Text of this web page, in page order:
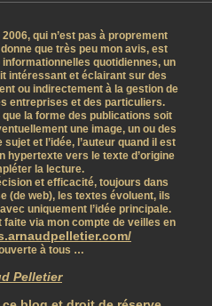
qui n’est pas à proprement
que très peu mon avis, est
quotidiennes, un
intéressant et éclairant sur des
ou indirectement à la gestion de
entreprises et des particuliers.
que la forme des publications soit
une image, un ou des
et l’idée, l’auteur quand il est
hypertexte vers le texte d’origine
la lecture.
et efficacité, toujours dans
(de web), les textes évoluent, ils
uniquement l’idée principale.
faite via mon compte de veilles en
à tous …
Pelletier